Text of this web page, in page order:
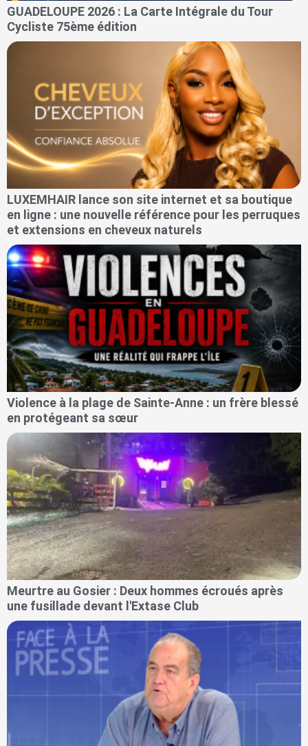
GUADELOUPE 2026 : La Carte Intégrale du Tour
Cycliste 75ème édition
LUXEMHAIR lance son site internet et sa boutique
en ligne : une nouvelle référence pour les perruques
et extensions en cheveux naturels
Violence à la plage de Sainte-Anne : un frère blessé
en protégeant sa sœur
Meurtre au Gosier : Deux hommes écroués après
une fusillade devant l'Extase Club